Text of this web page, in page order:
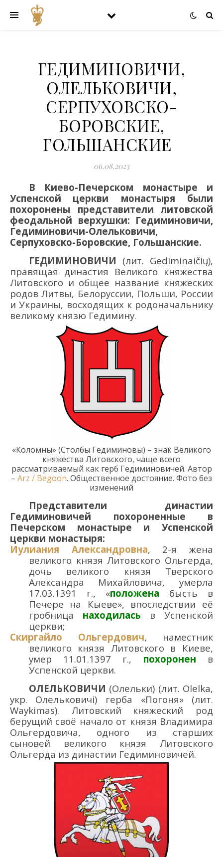
ГЕДИМИНОВИЧИ,
ОЛЕЛЬКОВИЧИ,
СЕРПУХОВСКО-
БОРОВСКИЕ,
ГОЛЬШАНСКИЕ
06.08.2023
Киево-Печерском монастыре и
Успенской
церкви монастыря были
похоронены представители литовской
феодальной верхушки: Гедиминовичи,
Гедиминовичи-Олельковичи,
Серпуховско-Боровские, Гольшанские.
ГЕДИМИНОВИЧИ (лит. Gediminaičių),
правящая династия Великого княжества
Литовского и общее название княжеских
родов Литвы, Белоруссии, Польши, России
и Украины, восходящих к родоначальнику
великому князю Гедимину.
«Коломны» (Столбы Гедиминовы) – знак Великого
княжества Литовского, чаще всего
рассматриваемый как герб Гедиминовичей. Автор
– Arz / Begoon. Общественное достояние. Фото без
изменений
Представители династии
Гедиминовичей похороненные в
Печерском монастыре и Успенской
церкви монастыря:
Иулиания Александровна, 2-я жена
великого князя Литовского Ольгерда,
дочь великого князя Тверского
Александра Михайловича,умерла
17.03.1391 г., «положена бысть в
Печере на Кыеве», впоследствии её
гробница находилась в Успенской
церкви;
Скиргайло Ольгердович, наместник
великого князя Литовского в Киеве,
умер 11.01.1397 г., похоронен в
Успенской церкви.
ОЛЕЛЬКОВИЧИ (Олельки) (лит. Olelka,
укр. Олельковичі) герба «Погоня»
(лит.
Waykimas). Литовский
княжеский род
берущий своё начало от князя Владимира
Ольгердовича, одного из старших
сыновей великого князя Литовского
Ольгерда из династии Гедиминовичей.